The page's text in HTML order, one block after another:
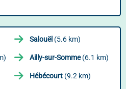
Salouël (5.6 km)
Ailly-sur-Somme(6.1 km)
Hébécourt (9.2 km)